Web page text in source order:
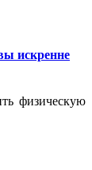
искренне
физическую